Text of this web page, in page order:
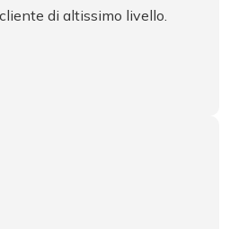
di altissimo livello.